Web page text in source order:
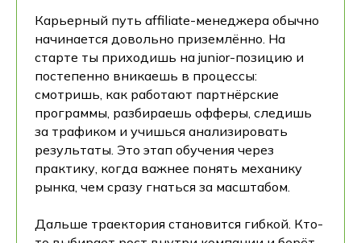
Карьерный путь affiliate-менеджера обычно
начинается довольно приземлённо. На
старте ты приходишь на junior-позицию и
постепенно вникаешь в процессы:
смотришь, как работают партнёрские
программы, разбираешь офферы, следишь
за трафиком и учишься анализировать
результаты. Это этап обучения через
практику, когда важнее понять механику
рынка, чем сразу гнаться за масштабом.
Дальше траектория становится гибкой. Кто-